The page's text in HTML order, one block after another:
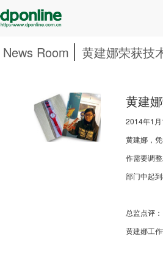
News Room 黄建娜荣获技
黄建
2014年1
黄建娜，
作需要调
部门中起到
总监点评：
黄建娜工